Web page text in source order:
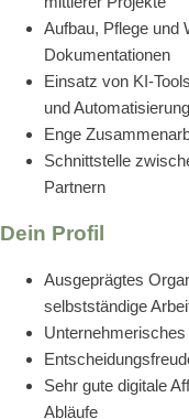
Aufbau, Pflege und
Dokumentationen
Einsatz von KI-
und Automatisierung
Enge
Schnittstelle
Partnern
Dein Profil
Ausgeprägtes
selbstständige
Sehr gute digitale
Abläufe